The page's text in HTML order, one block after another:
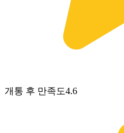
개통 후 만족도4.6